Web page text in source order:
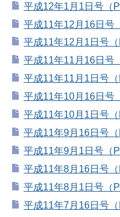
平成12年1月1日号（
平成11年12月16日号
平成11年12月1日号（
平成11年11月16日号
平成11年11月1日号（
平成11年10月16日号
平成11年10月1日号（
平成11年9月16日号（
平成11年9月1日号（
平成11年8月16日号（
平成11年8月1日号（
平成11年7月16日号（